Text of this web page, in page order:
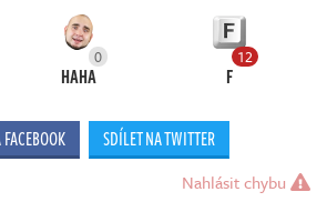
0
HAHA
12
F
SDÍLET NA TWITTER
Nahlásit chybu